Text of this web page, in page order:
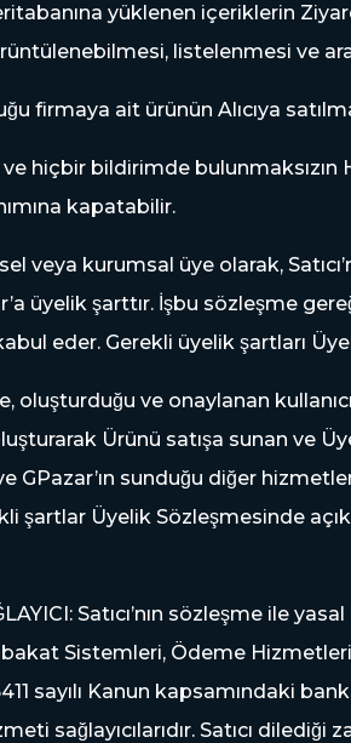
yüklenen içeriklerin
listelenmesi ve
firmaya ait ürünün Alıcıya
ve hiçbir bildirimde bulunmaksızın
kapatabilir.
veya kurumsal üye olarak,
üyelik şarttır. İşbu sözleşme
eder. Gerekli üyelik şartları
oluşturduğu ve onaylanan
Ürünü satışa sunan ve
GPazar’ın sunduğu diğer
şartlar Üyelik Sözleşmesinde
Satıcı’nın sözleşme ile
Sistemleri, Ödeme Hizmetleri
sayılı Kanun kapsamındaki
sağlayıcılarıdır. Satıcı